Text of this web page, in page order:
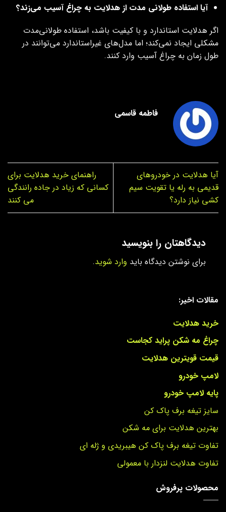
مقالات اخیر:
خرید هدلایت
چراغ مه شکن پراید کجاست
قیمت قویترین هدلایت
لامپ خودرو
پایه لامپ خودرو
سایز تیغه برف پاک کن
بهترین هدلایت برای مه شکن
تفاوت تیغه برف پاک کن هیبریدی و ژله ای
تفاوت هدلایت لنزدار با معمولی
محصولات پرفروش
آیا استفاده طولانی‌ مدت از هدلایت به چراغ آسیب می‌زند؟
اگر هدلایت استاندارد و با کیفیت باشد، استفاده طولانی‌مدت
مشکلی ایجاد نمی‌کند؛ اما مدل‌های غیراستاندارد می‌توانند در
طول زمان به چراغ آسیب وارد کنند.
فاطمه قاسمی
آیا هدلایت در خودروهای
قدیمی به رله یا تقویت سیم‌
کشی نیاز دارد؟
راهنمای خرید هدلایت برای
کسانی که زیاد در جاده رانندگی
می کنند
دیدگاهتان را بنویسید
برای نوشتن دیدگاه باید وارد شوید.